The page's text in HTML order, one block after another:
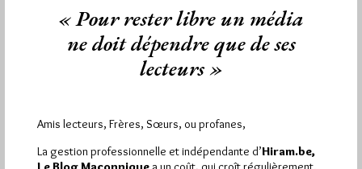
Hier mercredi 5 août 2026, Hiram.be a reçu
1 441
visites et 2 502 pages ont été lues (Source :
Pirsch.io)
« Pour rester libre un média
ne doit dépendre que de ses
lecteurs »
Amis lecteurs, Frères, Sœurs, ou profanes,
La gestion professionnelle et indépendante d’Hiram.be,